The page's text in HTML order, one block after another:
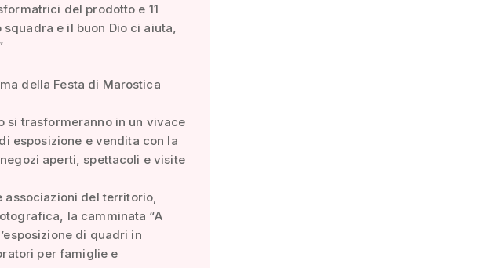
del prodotto e 11
e il buon Dio ci aiuta,
della Festa di Marostica
si trasformeranno in un vivace
esposizione e vendita con la
aperti, spettacoli e visite
del territorio,
la camminata “A
di quadri in
per famiglie e